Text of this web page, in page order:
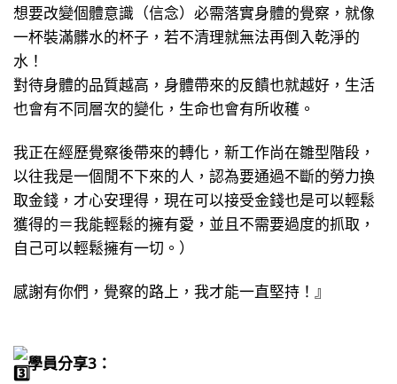
想要改變個體意識（信念）必需落實身體的覺察，就像
一杯裝滿髒水的杯子，若不清理就無法再倒入乾淨的
水！
對待身體的品質越高，身體帶來的反饋也就越好，生活
也會有不同層次的變化，生命也會有所收穫。
我正在經歷覺察後帶來的轉化，新工作尚在雛型階段，
以往我是一個閒不下來的人，認為要通過不斷的勞力換
取金錢，才心安理得，現在可以接受金錢也是可以輕鬆
獲得的＝我能輕鬆的擁有愛，並且不需要過度的抓取，
自己可以輕鬆擁有一切。）
感謝有你們，覺察的路上，我才能一直堅持！』
學員分享3：